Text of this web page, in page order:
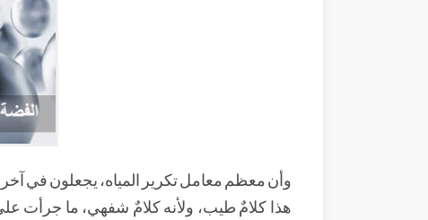
وأن معظم معامل تكرير المياه، يجعلون في آخر
هذا كلامٌ طيب، ولأنه كلامٌ شفهي، ما جرأت